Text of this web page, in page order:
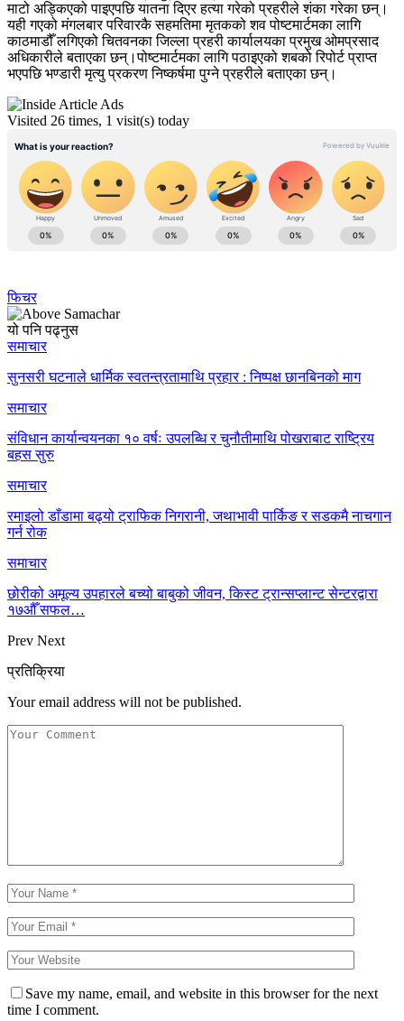
माटो अड्किएको पाइएपछि यातना दिएर हत्या गरेको प्रहरीले शंका गरेका छन्।
यही गएको मंगलबार परिवारकै सहमतिमा मृतकको शव पोष्टमार्टमका लागि
काठमाडौँ लगिएको चितवनका जिल्ला प्रहरी कार्यालयका प्रमुख ओमप्रसाद
अधिकारीले बताएका छन्।पोष्टमार्टमका लागि पठाइएको शबको रिपोर्ट प्राप्त
भएपछि भण्डारी मृत्यु प्रकरण निष्कर्षमा पुग्ने प्रहरीले बताएका छन्।
Visited 26 times, 1 visit(s) today
फिचर
यो पनि पढ्नुस
समाचार
सुनसरी घटनाले धार्मिक स्वतन्त्रतामाथि प्रहार : निष्पक्ष छानबिनको माग
समाचार
संविधान कार्यान्वयनका १० वर्षः उपलब्धि र चुनौतीमाथि पोखराबाट राष्ट्रिय
बहस सुरु
समाचार
रमाइलो डाँडामा बढ्यो ट्राफिक निगरानी, जथाभावी पार्किङ र सडकमै नाचगान
गर्न रोक
समाचार
छोरीको अमूल्य उपहारले बच्यो बाबुको जीवन, किस्ट ट्रान्सप्लान्ट सेन्टरद्वारा
१७औँ सफल…
Prev Next
प्रतिक्रिया
Your email address will not be published.
Save my name, email, and website in this browser for the next
time I comment.